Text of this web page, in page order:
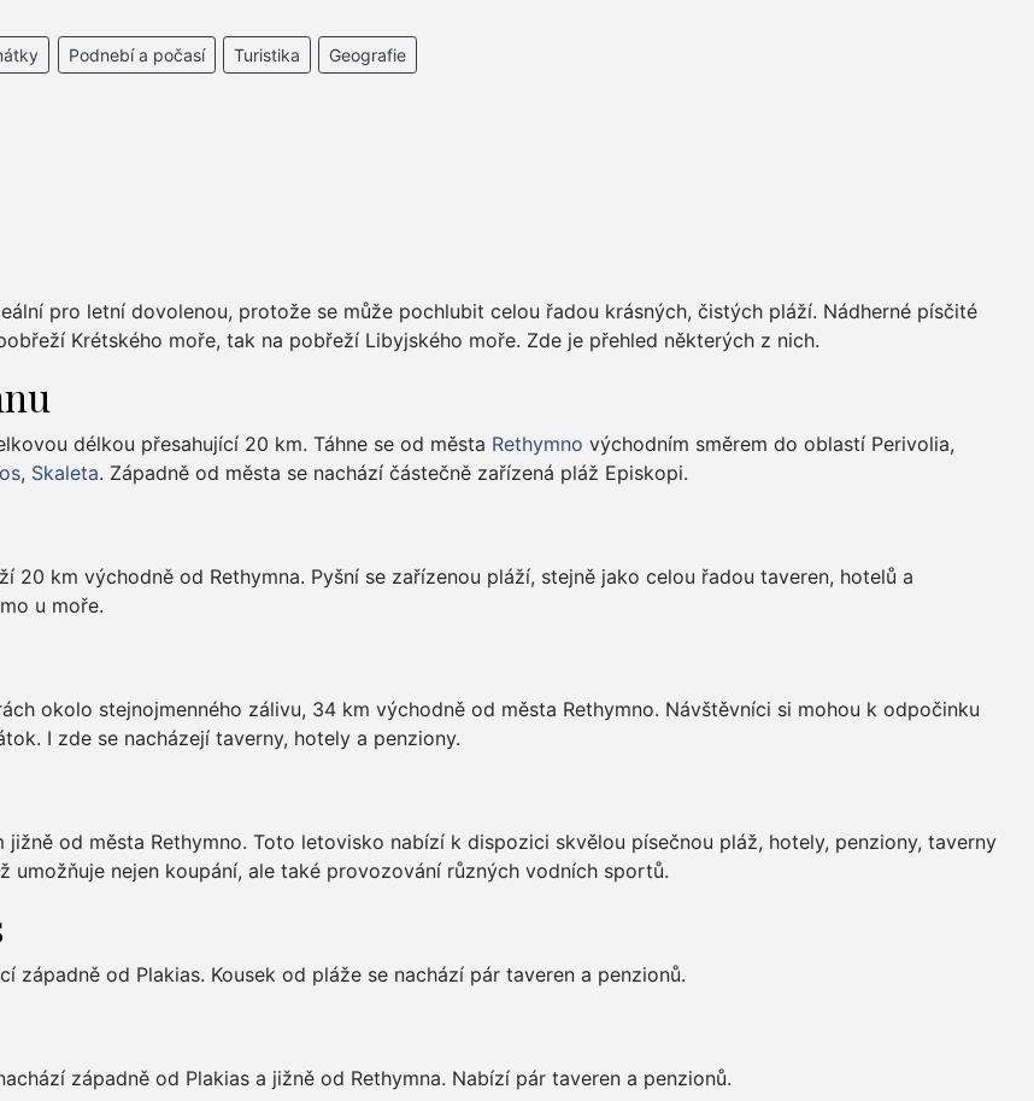
Podnebí a počasí Turistika Geografie
pro letní dovolenou, protože se může pochlubit celou řadou krásných, čistých pláží. Nádherné písčité
Krétského moře, tak na pobřeží Libyjského moře. Zde je přehled některých z nich.
délkou přesahující 20 km. Táhne se od města Rethymno východním směrem do oblastí Perivolia,
, Skaleta. Západně od města se nachází částečně zařízená pláž Episkopi.
20 km východně od Rethymna. Pyšní se zařízenou pláží, stejně jako celou řadou taveren, hotelů a
u moře.
okolo stejnojmenného zálivu, 34 km východně od města Rethymno. Návštěvníci si mohou k odpočinku
I zde se nacházejí taverny, hotely a penziony.
jižně od města Rethymno. Toto letovisko nabízí k dispozici skvělou písečnou pláž, hotely, penziony, taverny
umožňuje nejen koupání, ale také provozování různých vodních sportů.
západně od Plakias. Kousek od pláže se nachází pár taveren a penzionů.
západně od Plakias a jižně od Rethymna. Nabízí pár taveren a penzionů.